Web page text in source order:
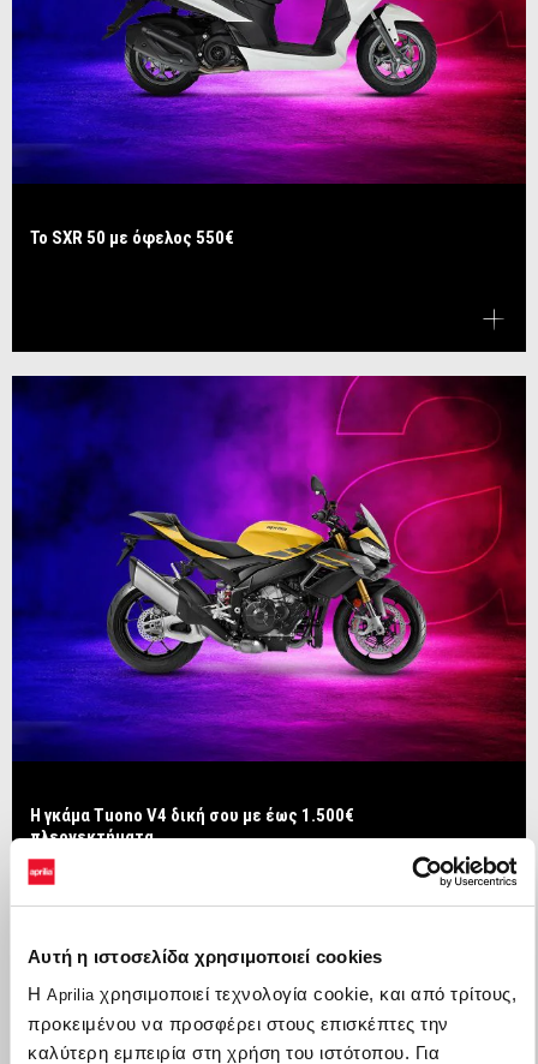
Αυτή η ιστοσελίδα χρησιμοποιεί cookies
Η Aprilia χρησιμοποιεί τεχνολογία cookie, και από τρίτους,
προκειμένου να προσφέρει στους επισκέπτες την
καλύτερη εμπειρία στη χρήση του ιστότοπου. Για
Το SXR 50 με όφελος 550€
Η γκάμα Tuono V4 δική σου με έως 1.500€
πλεονεκτήματα